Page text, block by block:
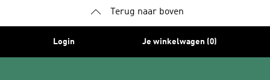
Terug naar boven
Login Je winkelwagen (0)